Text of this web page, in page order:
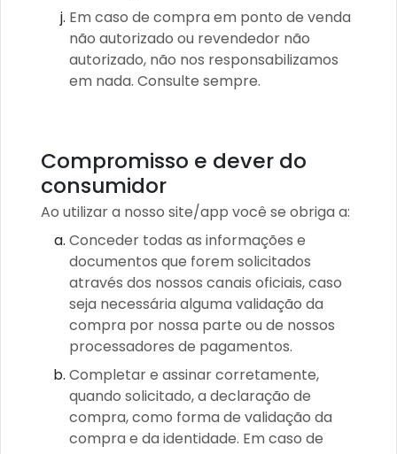
Em caso de compra em ponto de venda
não autorizado ou revendedor não
autorizado, não nos responsabilizamos
em nada. Consulte sempre.
Compromisso e dever do
consumidor
Ao utilizar a nosso site/app você se obriga a:
Conceder todas as informações e
documentos que forem solicitados
através dos nossos canais oficiais, caso
seja necessária alguma validação da
compra por nossa parte ou de nossos
processadores de pagamentos.
Completar e assinar corretamente,
quando solicitado, a declaração de
compra, como forma de validação da
compra e da identidade. Em caso de